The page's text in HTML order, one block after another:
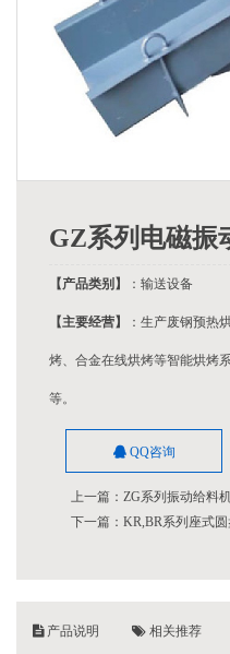
GZ系列电磁振
【产品类别】 ：输送设备
【主要经营】 ：生产废钢预热
烤、合金在线烘烤等智能烘烤
等。
QQ咨询
上一篇： ZG系列振动给料
下一篇： KR,BR系列座式
产品说明 相关推荐